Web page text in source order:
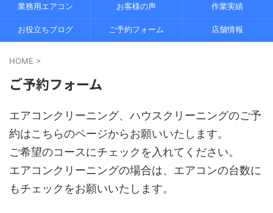
業務用エアコン お客様の声 作業実績
お役立ちブログ ご予約フォーム 店舗情報
HOME >
ご予約フォーム
エアコンクリーニング、ハウスクリーニングのご予
約はこちらのページからお願いいたします。
ご希望のコースにチェックを入れてください。
エアコンクリーニングの場合は、エアコンの台数に
もチェックをお願いいたします。